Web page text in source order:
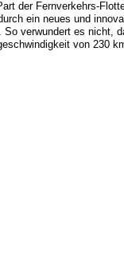
der Fernverkehrs-
ein neues und
verwundert es nicht,
von 230